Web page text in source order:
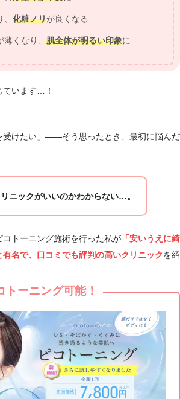
化粧ノリが良くなる
くなり、 肌全体が明るい印象に
ています…！
受けたい」――そう思ったとき、最初に悩んだ
ニックがいいのかわからない…。
トーニング施術を行った私が 「安いうえに綺
名で、口コミでも評判の高いクリニックを紹
トーニング可能！